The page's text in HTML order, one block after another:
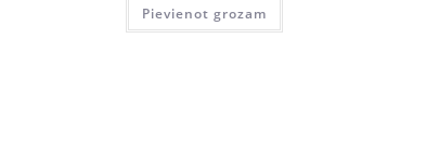
Pievienot grozam